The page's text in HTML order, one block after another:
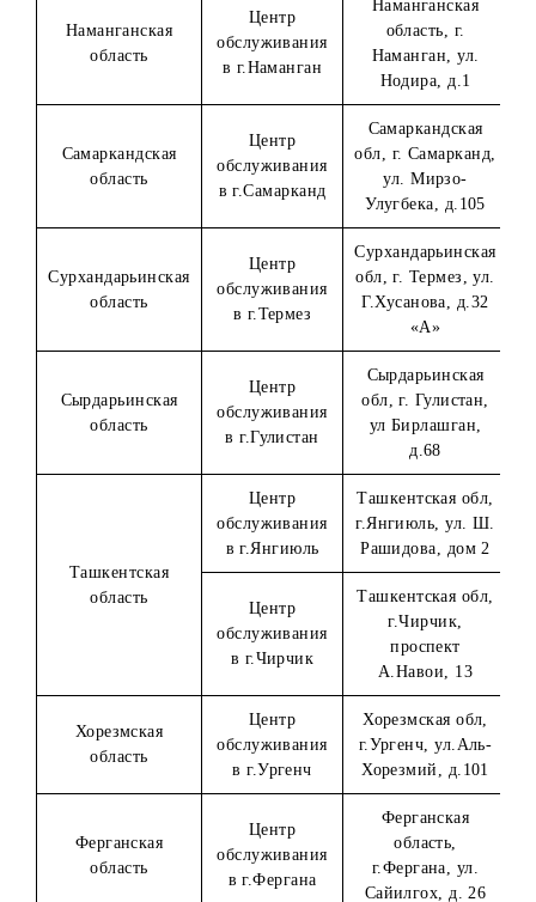
г.Ташкент
Центральный
офис
Юнусабадский
район,
Амира Темура,
Республика
Каракалпакстан
Центр
обслуживания
в г.Нукус
Республика
г. Нукус,
Турткульское
шоссе, д.138
Андижанская
Центр
обслуживания
в г.Андижан
Андижанская
г. Андижан,
«В»
Центр
в г.Бухаре
Бухарская обл
Бухара, ул.
Тониш
д.10
Джизакская
область
Центр
обслуживания
в г.Джизаке
Джизакская обл
Джизак, ул.
Ш.Рашидова
область
обслуживания
в г.Карши
обл, г. Карши,
д.221
Офис продаж
и
Шахрисабз,
«Хабарлик»,